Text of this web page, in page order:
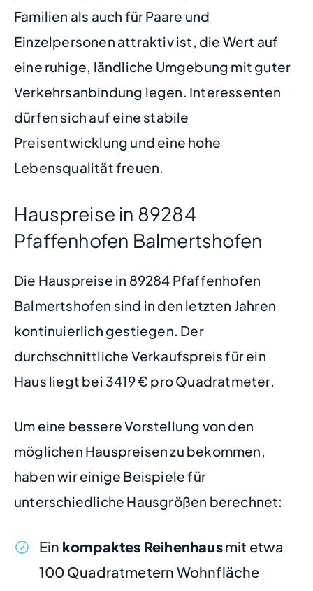
Familien als auch für Paare und
Einzelpersonen attraktiv ist, die Wert auf
eine ruhige, ländliche Umgebung mit guter
Verkehrsanbindung legen. Interessenten
dürfen sich auf eine stabile
Preisentwicklung und eine hohe
Lebensqualität freuen.
Hauspreise in 89284
Pfaffenhofen Balmertshofen
Die Hauspreise in 89284 Pfaffenhofen
Balmertshofen sind in den letzten Jahren
kontinuierlich gestiegen. Der
durchschnittliche Verkaufspreis für ein
Haus liegt bei 3419 € pro Quadratmeter.
Um eine bessere Vorstellung von den
möglichen Hauspreisen zu bekommen,
haben wir einige Beispiele für
unterschiedliche Hausgrößen berechnet:
Ein kompaktes Reihenhausmit etwa
100 Quadratmetern Wohnfläche